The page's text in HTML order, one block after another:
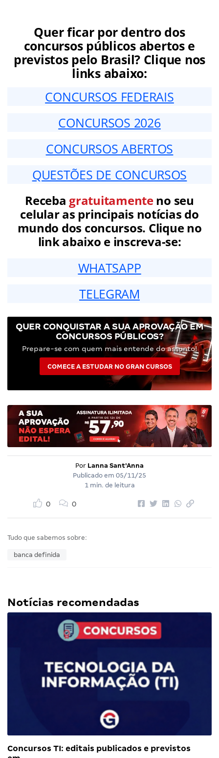
Quer ficar por dentro dos
concursos públicos abertos e
previstos pelo Brasil? Clique nos
links abaixo:
CONCURSOS FEDERAIS
CONCURSOS 2026
CONCURSOS ABERTOS
QUESTÕES DE CONCURSOS
Receba gratuitamenteno seu
celular as principais notícias do
mundo dos concursos. Clique no
link abaixo e inscreva-se:
WHATSAPP
TELEGRAM
QUER CONQUISTAR A SUA APROVAÇÃO EM
CONCURSOS PÚBLICOS?
Prepare-se com quem mais entende do assunto!
COMECE A ESTUDAR NO GRAN CURSOS
Por Lanna Sant'Anna
Publicado em 05/11/25
1 min. de leitura
0 0
Tudo que sabemos sobre:
banca definida
Notícias recomendadas
Concursos TI: editais publicados e previstos